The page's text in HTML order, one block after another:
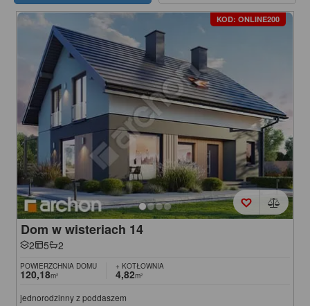
KOD: ONLINE200
Dom w wisteriach 14
2 5 2
POWIERZCHNIA DOMU
120,18m²
+ KOTŁOWNIA
4,82m²
jednorodzinny z poddaszem